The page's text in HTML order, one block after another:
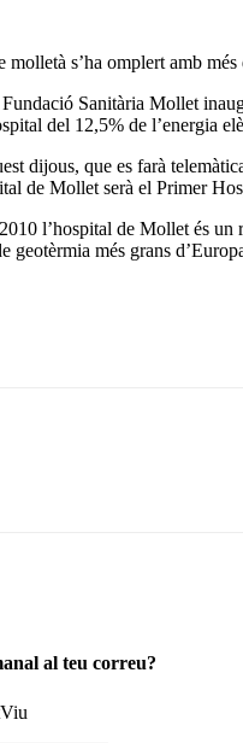
molletà s’ha omplert amb
Sanitària Mollet
del 12,5% de l’energia
dijous, que es farà
de Mollet serà el Primer
l’hospital de Mollet és
geotèrmia més grans
al teu correu?